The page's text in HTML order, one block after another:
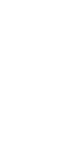
что